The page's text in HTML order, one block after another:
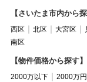
【さいたま市内から探
西区 北区 大宮区
南区
【物件価格から探す】
2000万以下 2000万